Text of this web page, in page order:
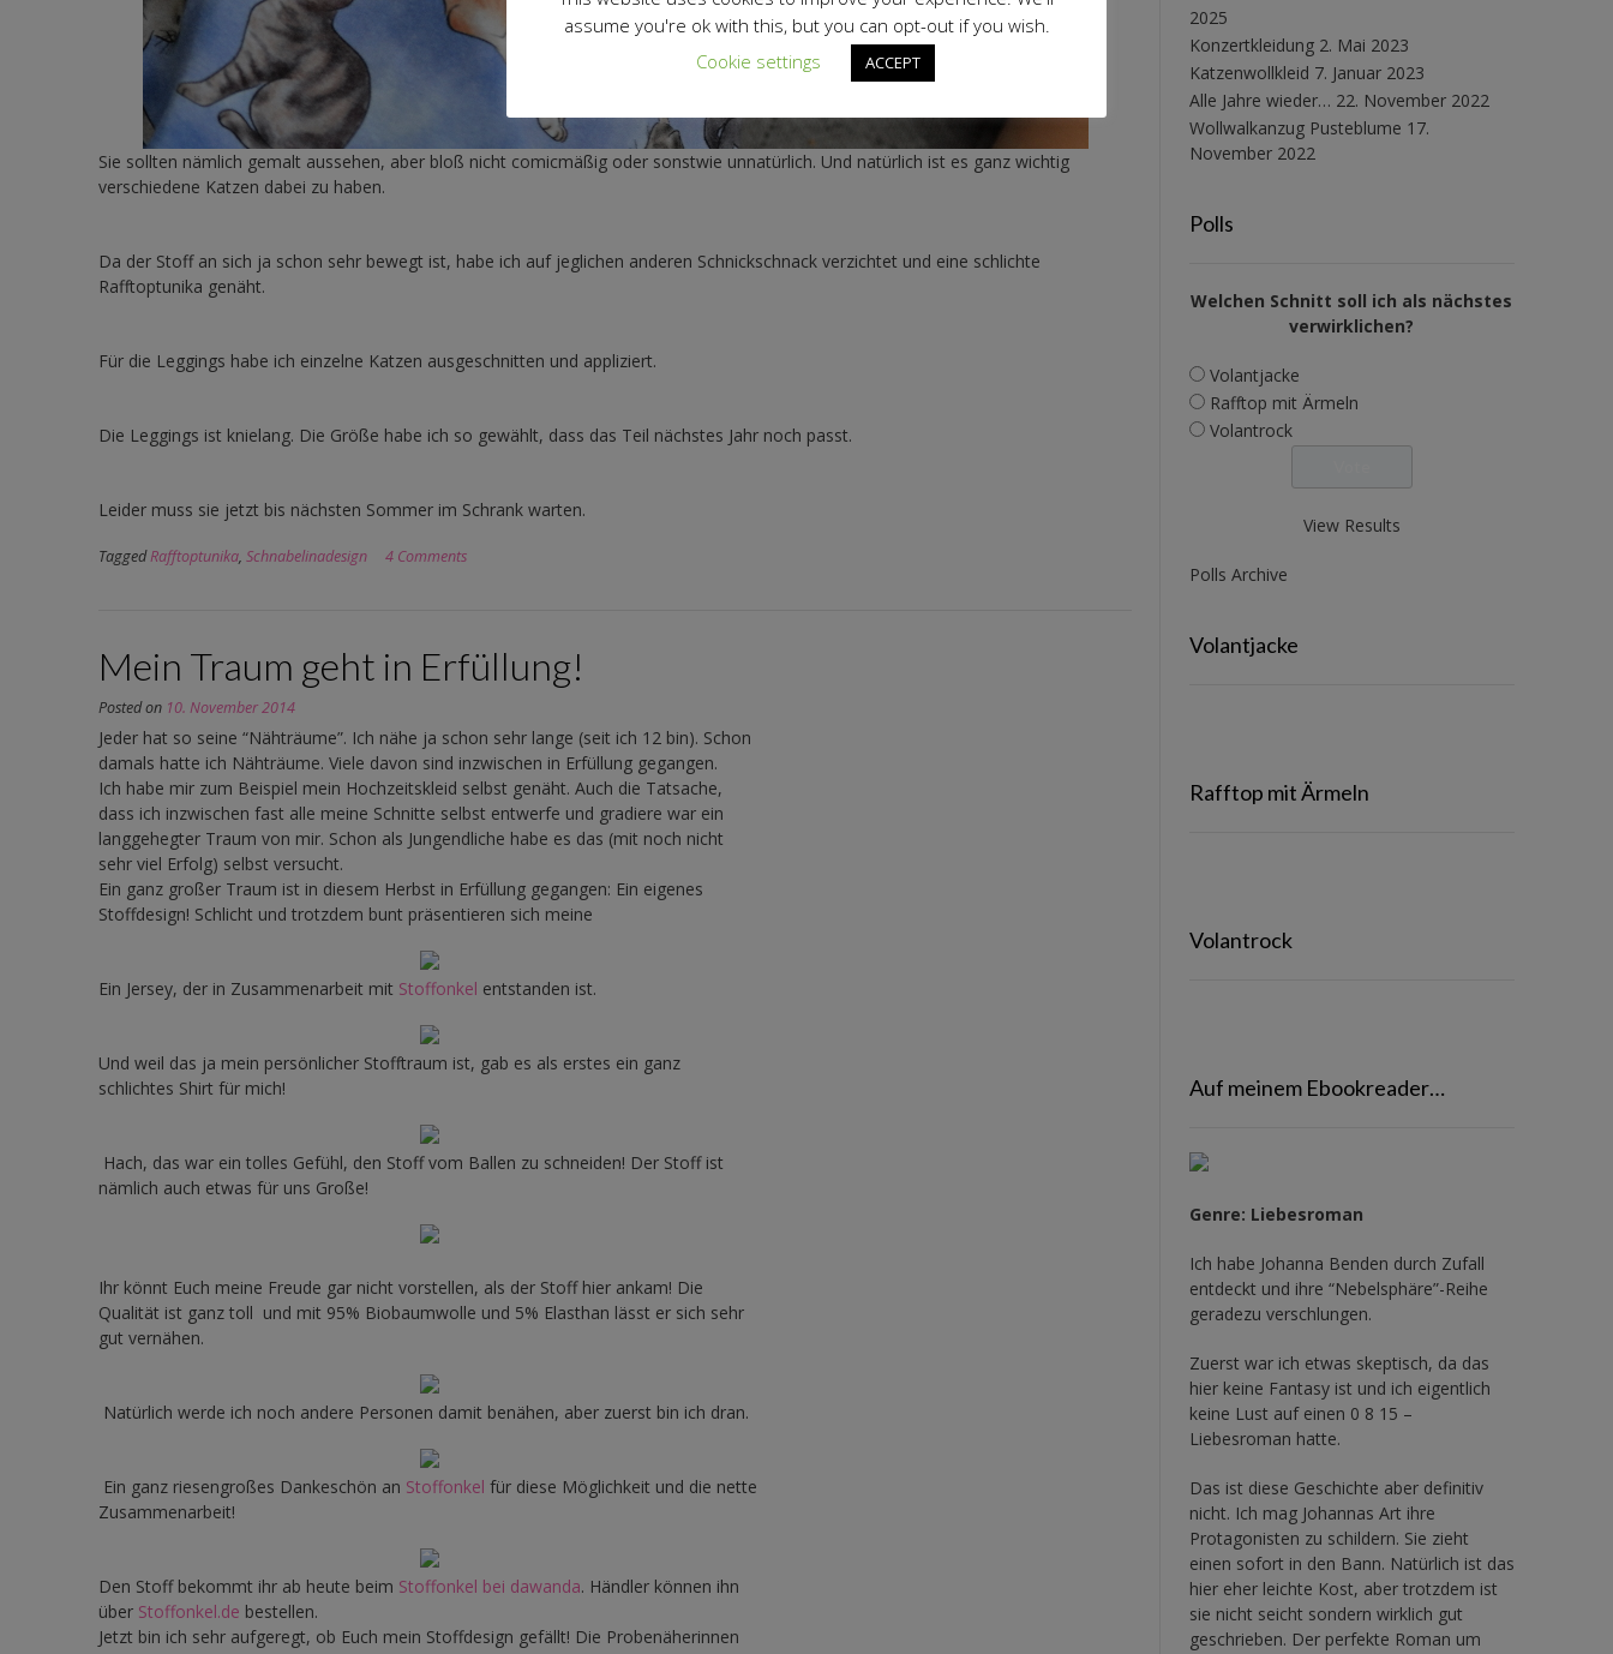
Sie sollten nämlich gemalt aussehen, aber bloß nicht comicmäßig oder sonstwie unnatürlich. Und natürlich ist es ganz wichtig
verschiedene Katzen dabei zu haben.
Da der Stoff an sich ja schon sehr bewegt ist, habe ich auf jeglichen anderen Schnickschnack verzichtet und eine schlichte
Rafftoptunika genäht.
Für die Leggings habe ich einzelne Katzen ausgeschnitten und appliziert.
Die Leggings ist knielang. Die Größe habe ich so gewählt, dass das Teil nächstes Jahr noch passt.
Leider muss sie jetzt bis nächsten Sommer im Schrank warten.
TaggedRafftoptunika, Schnabelinadesign 4 Comments
Mein Traum geht in Erfüllung!
Posted on 10. November 2014
Jeder hat so seine “Nähträume”. Ich nähe ja schon sehr lange (seit ich 12 bin). Schon
damals hatte ich Nähträume. Viele davon sind inzwischen in Erfüllung gegangen.
Ich habe mir zum Beispiel mein Hochzeitskleid selbst genäht. Auch die Tatsache,
dass ich inzwischen fast alle meine Schnitte selbst entwerfe und gradiere war ein
langgehegter Traum von mir. Schon als Jungendliche habe es das (mit noch nicht
sehr viel Erfolg) selbst versucht.
Ein ganz großer Traum ist in diesem Herbst in Erfüllung gegangen: Ein eigenes
Stoffdesign! Schlicht und trotzdem bunt präsentieren sich meine
Ein Jersey, der in Zusammenarbeit mit Stoffonkel entstanden ist.
Und weil das ja mein persönlicher Stofftraum ist, gab es als erstes ein ganz
schlichtes Shirt für mich!
Hach, das war ein tolles Gefühl, den Stoff vom Ballen zu schneiden! Der Stoff ist
nämlich auch etwas für uns Große!
Ihr könnt Euch meine Freude gar nicht vorstellen, als der Stoff hier ankam! Die
Qualität ist ganz toll und mit 95% Biobaumwolle und 5% Elasthan lässt er sich sehr
gut vernähen.
Natürlich werde ich noch andere Personen damit benähen, aber zuerst bin ich dran.
Ein ganz riesengroßes Dankeschön an Stoffonkel für diese Möglichkeit und die nette
Zusammenarbeit!
Den Stoff bekommt ihr ab heute beim Stoffonkel bei dawanda. Händler können ihn
über Stoffonkel.de bestellen.
Jetzt bin ich sehr aufgeregt, ob Euch mein Stoffdesign gefällt! Die Probenäherinnen
2025
Konzertkleidung 2. Mai 2023
Katzenwollkleid 7. Januar 2023
Alle Jahre wieder… 22. November 2022
Wollwalkanzug Pusteblume 17.
November 2022
Polls
Welchen Schnitt soll ich als nächstes
verwirklichen?
Volantjacke
Rafftop mit Ärmeln
Volantrock
View Results
Polls Archive
Volantjacke
Rafftop mit Ärmeln
Volantrock
Auf meinem Ebookreader…
Genre: Liebesroman
Ich habe Johanna Benden durch Zufall
entdeckt und ihre “Nebelsphäre”-Reihe
geradezu verschlungen.
Zuerst war ich etwas skeptisch, da das
hier keine Fantasy ist und ich eigentlich
keine Lust auf einen 0 8 15 –
Liebesroman hatte.
Das ist diese Geschichte aber definitiv
nicht. Ich mag Johannas Art ihre
Protagonisten zu schildern. Sie zieht
einen sofort in den Bann. Natürlich ist das
hier eher leichte Kost, aber trotzdem ist
sie nicht seicht sondern wirklich gut
geschrieben. Der perfekte Roman um
assume you're ok with this, but you can opt-out if you wish.
Cookie settings
ACCEPT